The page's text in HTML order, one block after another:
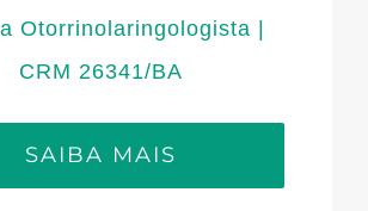
Otorrinolaringologista |
CRM 26341/BA
SAIBA MAIS